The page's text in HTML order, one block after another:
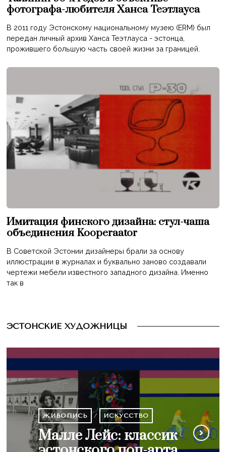
фотографа-любителя Ханса Теэтлауса
В 2011 году Эстонскому национальному музею (ERM) был
передан личный архив Ханса Теэтлауса - эстонца,
прожившего большую часть своей жизни за границей.
Имитация финского дизайна: стул-чаша
объединения Kooperaator
В Советской Эстонии дизайнеры брали за основу
иллюстрации в журналах и буквально заново создавали
чертежи мебели известного западного дизайна. Именно
так в
ЭСТОНСКИЕ ХУДОЖНИЦЫ
ЖИВОПИСЬ / ИСКУССТВО
Малле Лейс: классик
ЖИВОПИСЬ
Сюрреализм и
метафизическая
ЖИВОПИСЬ / ИСКУССТВО
Валве Янов: королева
Карлова, ученица Адо
ЖИВОПИСЬ
Художница Карин
Лутс: беженка,
ЖИВОПИСЬ / ИСКУССТВО
Первая эстонская
художница Юлия